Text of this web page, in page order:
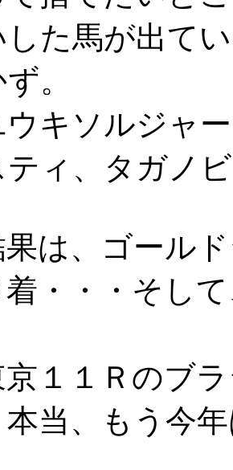
した馬が出て
。
キソルジャ
ティ、タガノ
は、ゴール
着・・・そし
１１Ｒのブ
本当、もう今